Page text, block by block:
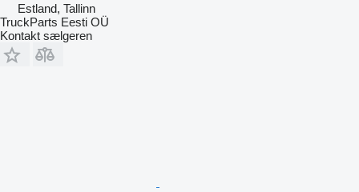
Estland, Tallinn
TruckParts Eesti OÜ
Kontakt sælgeren